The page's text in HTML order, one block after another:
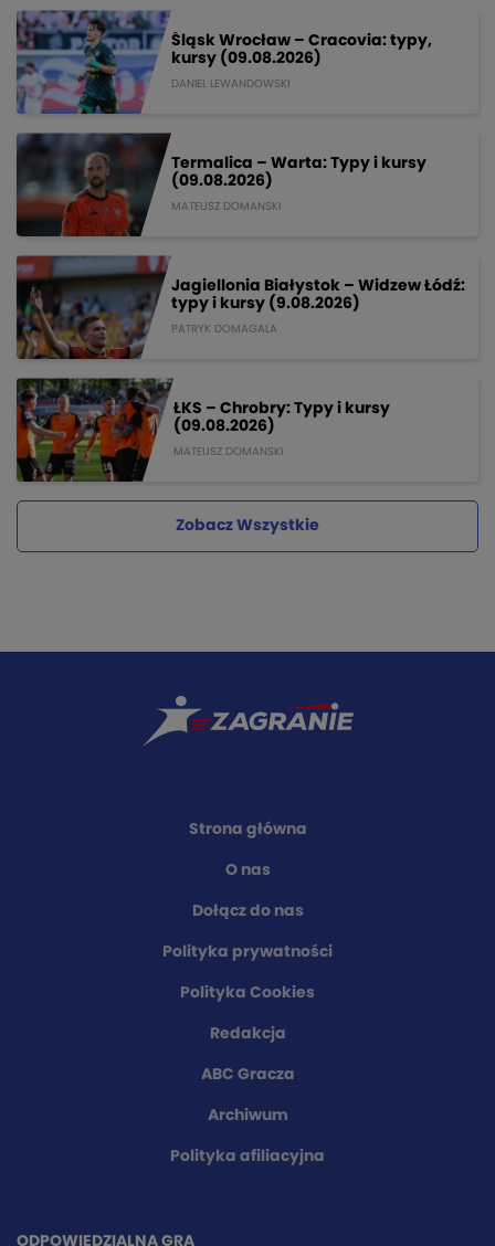
Śląsk Wrocław – Cracovia: typy,
kursy (09.08.2026)
DANIEL LEWANDOWSKI
Termalica – Warta: Typy i kursy
(09.08.2026)
MATEUSZ DOMANSKI
Jagiellonia Białystok – Widzew Łódź:
typy i kursy (9.08.2026)
PATRYK DOMAGALA
ŁKS – Chrobry: Typy i kursy
(09.08.2026)
MATEUSZ DOMANSKI
Zobacz Wszystkie
Strona główna
O nas
Dołącz do nas
Polityka prywatności
Polityka Cookies
Redakcja
ABC Gracza
Archiwum
Polityka afiliacyjna
ODPOWIEDZIALNA GRA